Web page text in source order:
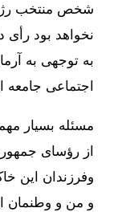
شخص منتخب
نخواهد بود رأی
به توجهی به
اجتماعی جامعه
مسئله بسیار
از رؤسای
وفرزندان این
و من و وطنمان